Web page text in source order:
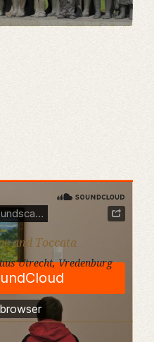
and Toccata
Utrecht, Vredenburg